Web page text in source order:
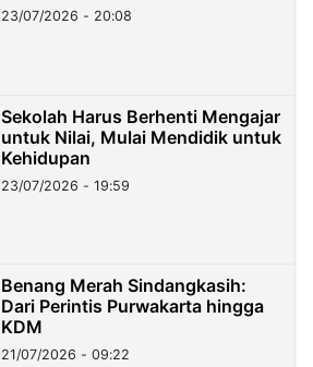
23/07/2026 - 20:08
Sekolah Harus Berhenti Mengajar
untuk Nilai, Mulai Mendidik untuk
Kehidupan
23/07/2026 - 19:59
Benang Merah Sindangkasih:
Dari Perintis Purwakarta hingga
KDM
21/07/2026 - 09:22